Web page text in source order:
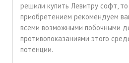
решили купить Левитру софт,
приобретением рекомендуем
всеми возможными побочными
противопоказаниями этого
потенции.